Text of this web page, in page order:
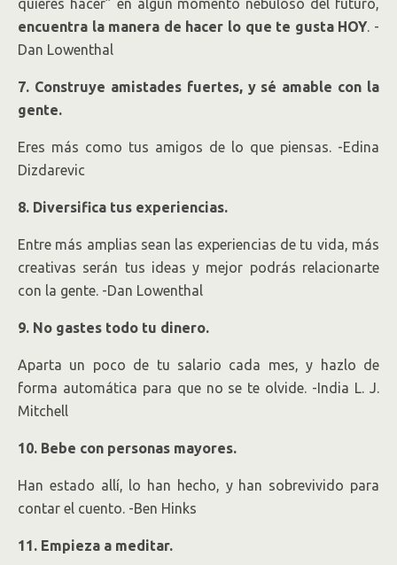
quieres hacer” en algún momento nebuloso del futuro,
encuentra la manera de hacer lo que te gusta HOY. -
Dan Lowenthal
7. Construye amistades fuertes, y sé amable con la
gente.
Eres más como tus amigos de lo que piensas. -Edina
Dizdarevic
8. Diversifica tus experiencias.
Entre más amplias sean las experiencias de tu vida, más
creativas serán tus ideas y mejor podrás relacionarte
con la gente. -Dan Lowenthal
9. No gastes todo tu dinero.
Aparta un poco de tu salario cada mes, y hazlo de
forma automática para que no se te olvide. -India L. J.
Mitchell
10. Bebe con personas mayores.
Han estado allí, lo han hecho, y han sobrevivido para
contar el cuento. -Ben Hinks
11. Empieza a meditar.